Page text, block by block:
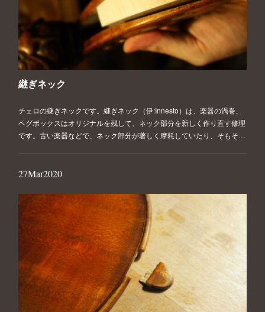
継ぎネック
チェロの継ぎネックです。継ぎネック（伊:Innesto）は、楽器の渦巻、
ペグボックスはオリジナルを残して、ネック部分を新しく作り直す修理
です。古い楽器などで、ネック部分が著しく摩耗していたり、そもそ…
27Mar2020